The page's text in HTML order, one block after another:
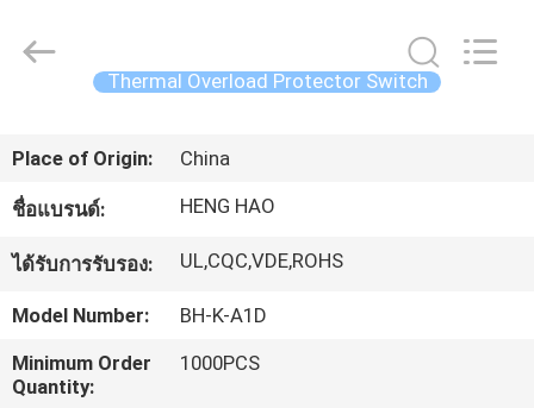
ผลิตภัณฑ์
แสดง
VR
Electric
Thermal Overload Protector Switch
Place of Origin: China
ชื่อแบรนด์: HENG HAO
ได้รับการรับรอง: UL,CQC,VDE,ROHS
Model Number:
BH-K-A1D
Minimum Order
Quantity:
1000PCS